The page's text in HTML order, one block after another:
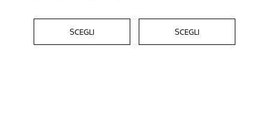
SCEGLI SCEGLI